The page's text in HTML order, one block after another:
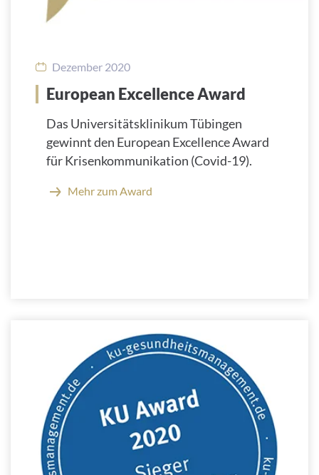
Dezember 2020
European Excellence Award
Das Universitätsklinikum Tübingen
gewinnt den European Excellence Award
für Krisenkommunikation (Covid-19).
Mehr zum Award